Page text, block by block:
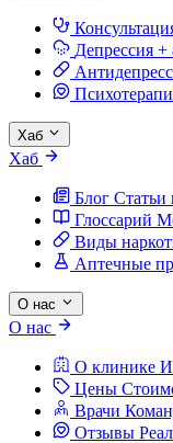
Депрессия +
Хаб
Хаб
Блог Статьи
Глоссарий
Виды
Аптечные
О нас
О нас
О клинике
Цены
Врачи
Отзывы